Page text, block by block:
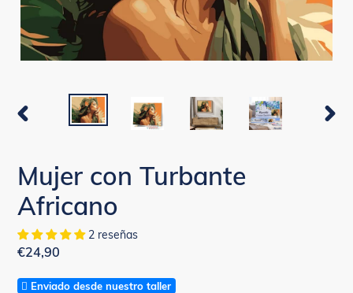
Mujer con Turbante
Africano
2 reseñas
Precio
€24,90
Enviado desde nuestro taller